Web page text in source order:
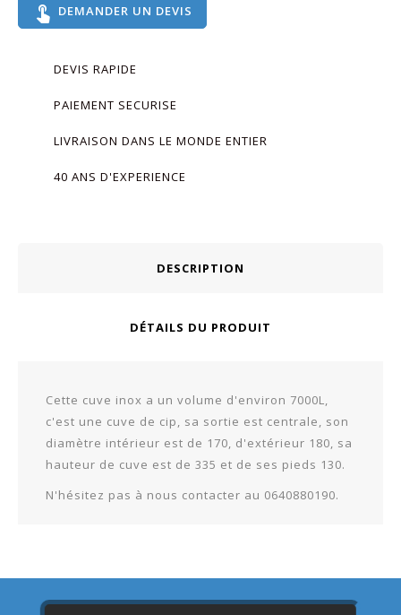
touch_app DEMANDER UN DEVIS
DEVIS RAPIDE
PAIEMENT SECURISE
LIVRAISON DANS LE MONDE ENTIER
40 ANS D'EXPERIENCE
DESCRIPTION
DÉTAILS DU PRODUIT
Cette cuve inox a un volume d'environ 7000L,
c'est une cuve de cip, sa sortie est centrale, son
diamètre intérieur est de 170, d'extérieur 180, sa
hauteur de cuve est de 335 et de ses pieds 130.
N'hésitez pas à nous contacter au 0640880190.